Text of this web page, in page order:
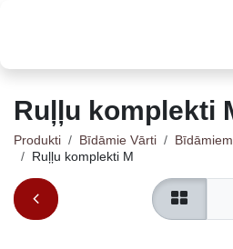
Produkti Bīdāmie Vārti
Ruļļu komplekti M
Ruļļu komplekti